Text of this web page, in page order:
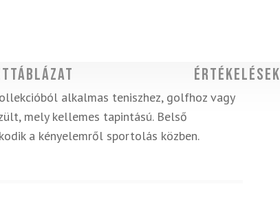
Értékelések
alkalmas teniszhez, golfhoz vagy
mely kellemes tapintású. Belső
a kényelemről sportolás közben.